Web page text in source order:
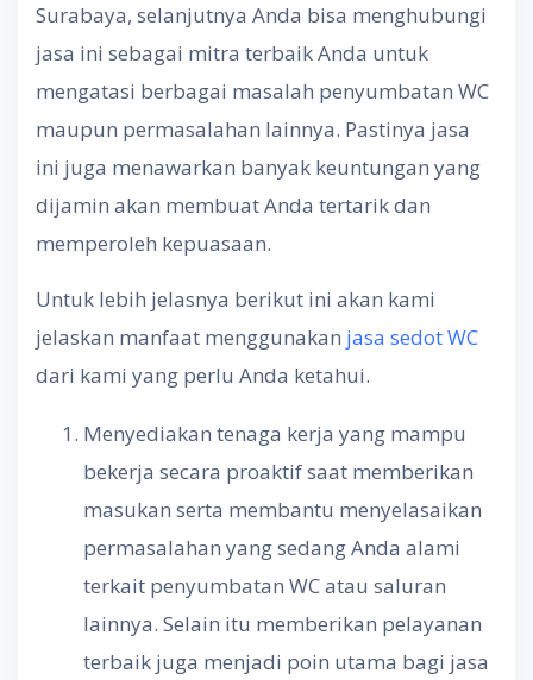
Surabaya, selanjutnya Anda bisa menghubungi
jasa ini sebagai mitra terbaik Anda untuk
mengatasi berbagai masalah penyumbatan WC
maupun permasalahan lainnya. Pastinya jasa
ini juga menawarkan banyak keuntungan yang
dijamin akan membuat Anda tertarik dan
memperoleh kepuasaan.
Untuk lebih jelasnya berikut ini akan kami
jelaskan manfaat menggunakan jasa sedot WC
dari kami yang perlu Anda ketahui.
Menyediakan tenaga kerja yang mampu
bekerja secara proaktif saat memberikan
masukan serta membantu menyelasaikan
permasalahan yang sedang Anda alami
terkait penyumbatan WC atau saluran
lainnya. Selain itu memberikan pelayanan
terbaik juga menjadi poin utama bagi jasa